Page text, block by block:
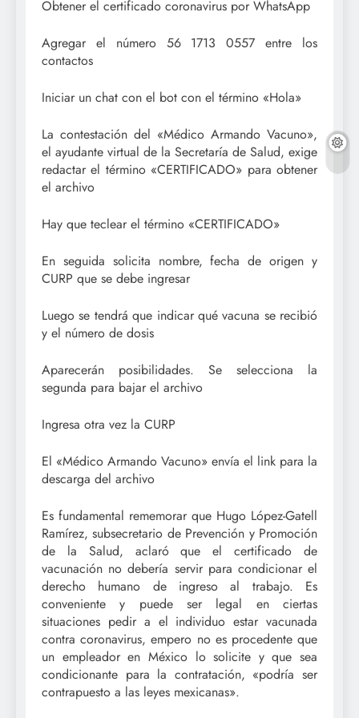
Obtener el certificado coronavirus por WhatsApp
Agregar el número 56 1713 0557 entre los
contactos
Iniciar un chat con el bot con el término «Hola»
La contestación del «Médico Armando Vacuno»,
el ayudante virtual de la Secretaría de Salud, exige
redactar el término «CERTIFICADO» para obtener
el archivo
Hay que teclear el término «CERTIFICADO»
En seguida solicita nombre, fecha de origen y
CURP que se debe ingresar
Luego se tendrá que indicar qué vacuna se recibió
y el número de dosis
Aparecerán posibilidades. Se selecciona la
segunda para bajar el archivo
Ingresa otra vez la CURP
El «Médico Armando Vacuno» envía el link para la
descarga del archivo
Es fundamental rememorar que Hugo López-Gatell
Ramírez, subsecretario de Prevención y Promoción
de la Salud, aclaró que el certificado de
vacunación no debería servir para condicionar el
derecho humano de ingreso al trabajo. Es
conveniente y puede ser legal en ciertas
situaciones pedir a el individuo estar vacunada
contra coronavirus, empero no es procedente que
un empleador en México lo solicite y que sea
condicionante para la contratación, «podría ser
contrapuesto a las leyes mexicanas».